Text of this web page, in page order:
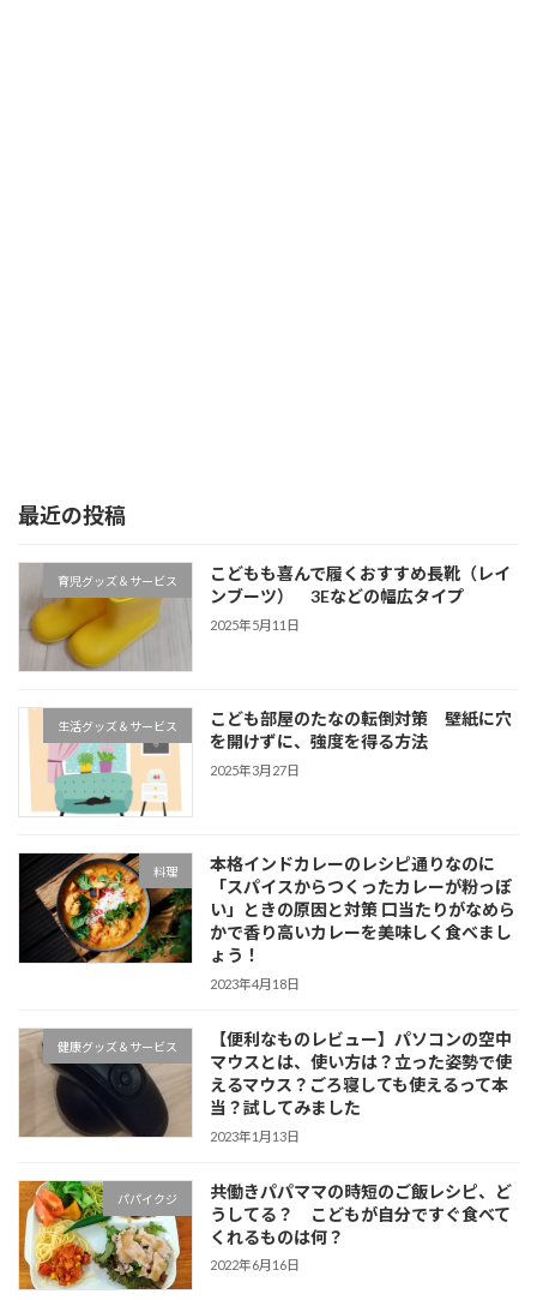
最近の投稿
育児グッズ＆サービス
こどもも喜んで履くおすすめ長靴（レイ
ンブーツ） 3Eなどの幅広タイプ
2025年5月11日
生活グッズ＆サービス
こども部屋のたなの転倒対策 壁紙に穴
を開けずに、強度を得る方法
2025年3月27日
料理
本格インドカレーのレシピ通りなのに
「スパイスからつくったカレーが粉っぽ
い」ときの原因と対策 口当たりがなめら
かで香り高いカレーを美味しく食べまし
ょう！
2023年4月18日
健康グッズ＆サービス
【便利なものレビュー】パソコンの空中
マウスとは、使い方は？立った姿勢で使
えるマウス？ごろ寝しても使えるって本
当？試してみました
2023年1月13日
パパイクジ
共働きパパママの時短のご飯レシピ、ど
うしてる？ こどもが自分ですぐ食べて
くれるものは何？
2022年6月16日